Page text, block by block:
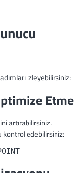
izleyebilirsiniz:
Etme
artırabilirsiniz.
kontrol edebilirsiniz: